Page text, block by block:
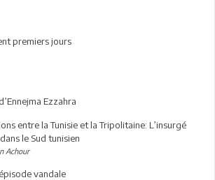
premiers jours
Ezzahra
entre la Tunisie et la Tripolitaine: L’insurgé
le Sud tunisien
Achour
vandale